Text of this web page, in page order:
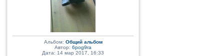
Альбом: Общий альбом
Автор: 6pog9ra
Дата: 14 мар 2017, 16:33